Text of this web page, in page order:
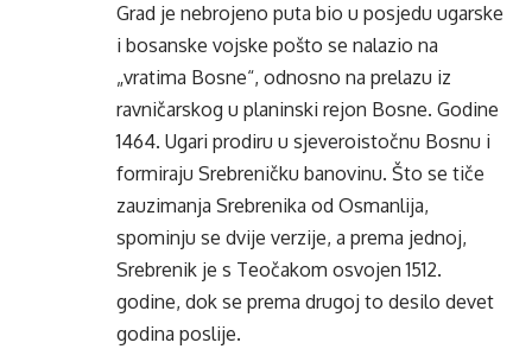
Grad je nebrojeno puta bio u posjedu ugarske
i bosanske vojske pošto se nalazio na
„vratima Bosne“, odnosno na prelazu iz
ravničarskog u planinski rejon Bosne. Godine
1464. Ugari prodiru u sjeveroistočnu Bosnu i
formiraju Srebreničku banovinu. Što se tiče
zauzimanja Srebrenika od Osmanlija,
spominju se dvije verzije, a prema jednoj,
Srebrenik je s Teočakom osvojen 1512.
godine, dok se prema drugoj to desilo devet
godina poslije.